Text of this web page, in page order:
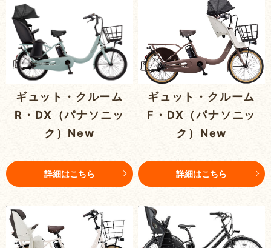
ギュット・クルーム
R・DX（パナソニッ
ク）New
詳細はこちら
ギュット・クルーム
F・DX（パナソニッ
ク）New
詳細はこちら